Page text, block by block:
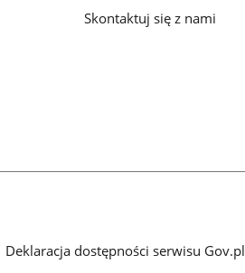
Skontaktuj się z nami
Deklaracja dostępności serwisu Gov.pl